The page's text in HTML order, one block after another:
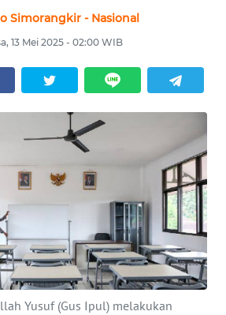
Simorangkir - Nasional
13 Mei 2025 - 02:00 WIB
Yusuf (Gus Ipul) melakukan